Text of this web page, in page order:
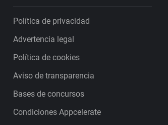
Política de privacidad
Advertencia legal
Política de cookies
Aviso de transparencia
Bases de concursos
Condiciones Appcelerate